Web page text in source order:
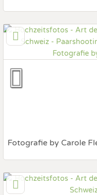
Art des Shootings:
Hochzeits Shooting
Fotobox mit Zubehör
Fotografie by Carole
8027 Zürich, Zürich,
Art des Shootings: